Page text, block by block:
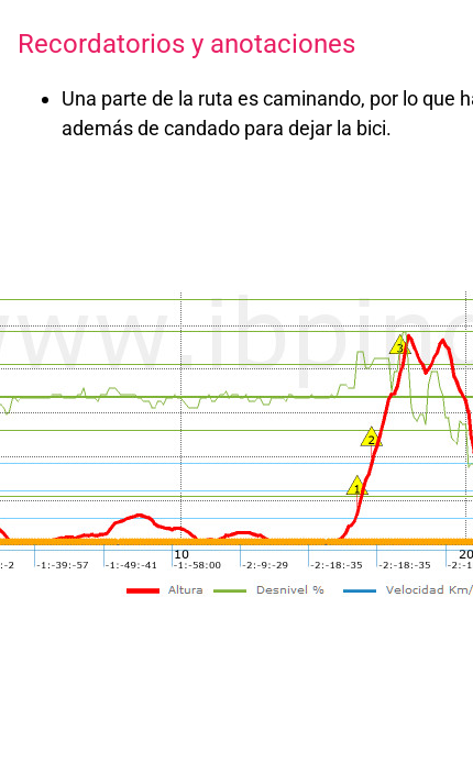
Recordatorios y anotaciones
Una parte de la ruta es caminando, por lo que
además de candado para dejar la bici.